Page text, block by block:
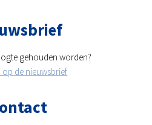
gehouden worden?
op de nieuwsbrief